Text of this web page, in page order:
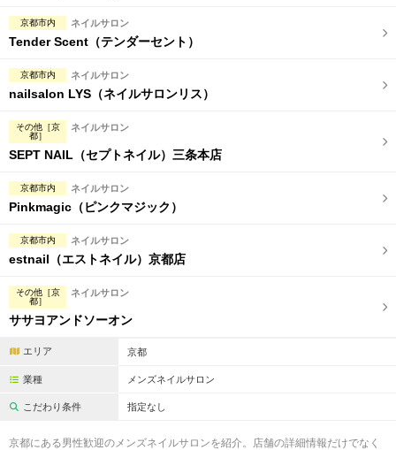
京都市内 ネイルサロン
Tender Scent（テンダーセント）
京都市内 ネイルサロン
nailsalon LYS（ネイルサロンリス）
その他［京
都］
ネイルサロン
SEPT NAIL（セプトネイル）三条本店
京都市内 ネイルサロン
Pinkmagic（ピンクマジック）
京都市内 ネイルサロン
estnail（エストネイル）京都店
その他［京
都］
ネイルサロン
ササヨアンドソーオン
エリア 京都
業種 メンズネイルサロン
こだわり条件 指定なし
京都にある男性歓迎のメンズネイルサロンを紹介。店舗の詳細情報だけでなく